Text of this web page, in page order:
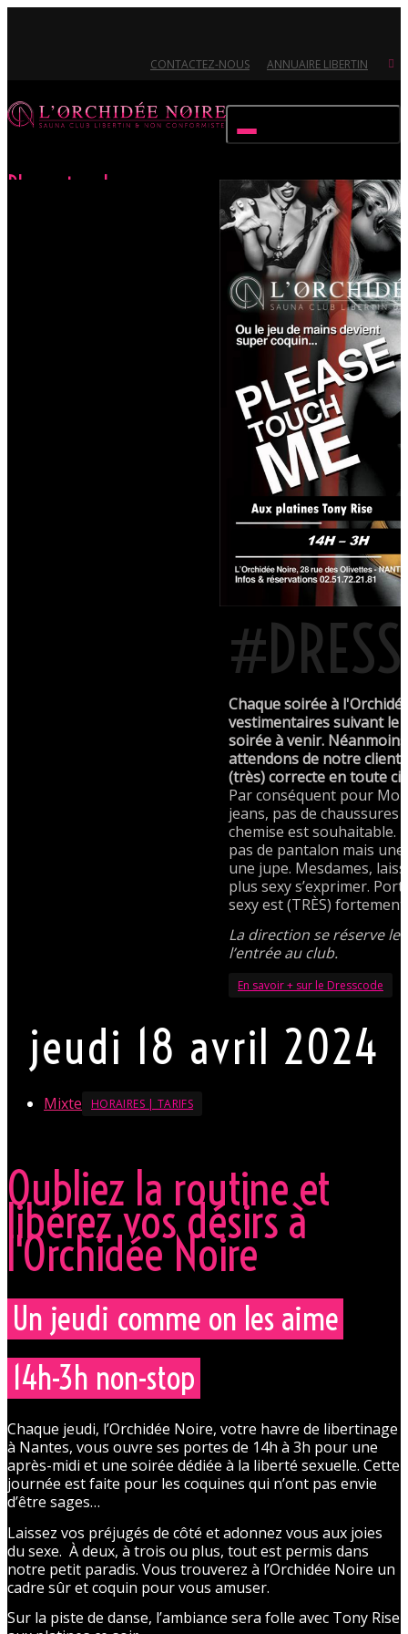
CONTACTEZ-NOUS ANNUAIRE LIBERTIN
Please touch me
Ouvert 7/7 - Pour toutes informations, contactez-nous au 02.51.72.21.81
Chaque soirée à
vestimentaires suivant le
soirée à venir.
attendons de notre
(très) correcte en toute
Par conséquent pour
jeans, pas de chaussures
chemise est souhaitable.
pas de pantalon mais
une jupe. Mesdames,
plus sexy s’exprimer.
sexy est (TRÈS)
La direction se réserve
l’entrée au club.
En savoir + sur le Dresscode
jeudi 18 avril 2024
Mixte HORAIRES | TARIFS
Oubliez la routine et
libérez vos désirs à
l'Orchidée Noire
Un jeudi comme on les aime
14h-3h non-stop
Chaque jeudi, l’Orchidée Noire, votre havre de libertinage
à Nantes, vous ouvre ses portes de 14h à 3h pour une
après-midi et une soirée dédiée à la liberté sexuelle. Cette
journée est faite pour les coquines qui n’ont pas envie
d’être sages…
Laissez vos préjugés de côté et adonnez vous aux joies
du sexe. À deux, à trois ou plus, tout est permis dans
notre petit paradis. Vous trouverez à l’Orchidée Noire un
cadre sûr et coquin pour vous amuser.
Sur la piste de danse, l’ambiance sera folle avec Tony Rise